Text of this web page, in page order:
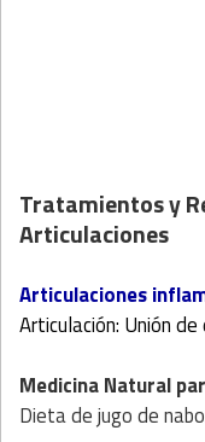
Tratamientos y
Articulaciones
Articulaciones
Articulación: Unión
Medicina Natural
Dieta de jugo de